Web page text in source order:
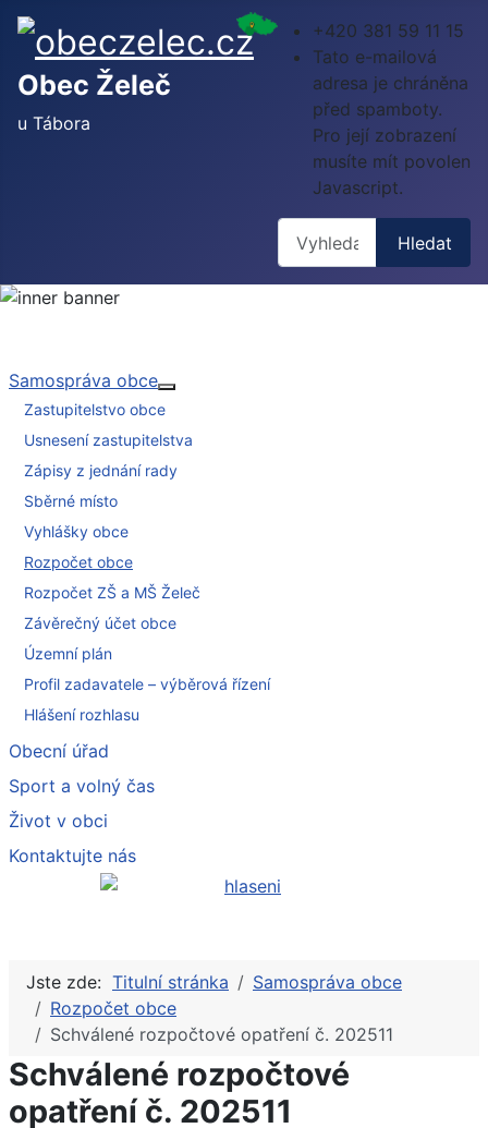
Obec Želeč
u Tábora
+420 381 59 11 15
Tato e-mailová
adresa je chráněna
před spamboty.
Pro její zobrazení
musíte mít povolen
Javascript.
Hledat
Samospráva obce
Zastupitelstvo obce
Usnesení zastupitelstva
Zápisy z jednání rady
Sběrné místo
Vyhlášky obce
Rozpočet obce
Rozpočet ZŠ a MŠ Želeč
Závěrečný účet obce
Územní plán
Profil zadavatele – výběrová řízení
Hlášení rozhlasu
Obecní úřad
Sport a volný čas
Život v obci
Kontaktujte nás
Jste zde: Titulní stránka
Samospráva obce
Rozpočet obce
Schválené rozpočtové opatření č. 202511
Schválené rozpočtové
opatření č. 202511